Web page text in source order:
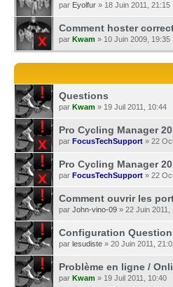
par Eyolfur » 18 Juin 2011, 21:15
Comment hoster
par Kwam » 10 Juin 2009, 19:35
Questions
par Kwam » 19 Juil 2011, 10:44
Pro Cycling Manager
par FocusTechSupport » 22
Pro Cycling Manager
par FocusTechSupport » 22
Comment ouvrir les
par John-vino-09 » 22 Juin 2011,
Configuration
par lesudiste » 20 Juin 2011,
Problème en ligne /
par Kwam » 19 Juil 2011, 10:40